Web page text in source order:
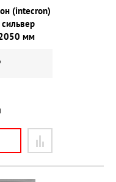
(intecron)
мм